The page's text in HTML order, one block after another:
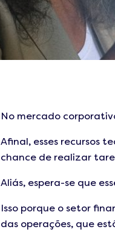
No mercado
Afinal, esses recursos
chance de realizar
Aliás, espera-se que
Isso porque o setor
das operações, que